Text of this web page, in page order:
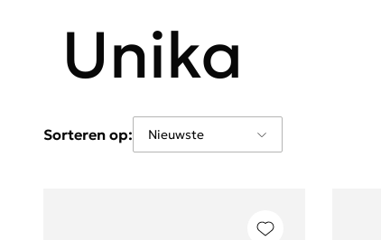
Unika
Sorteren op: